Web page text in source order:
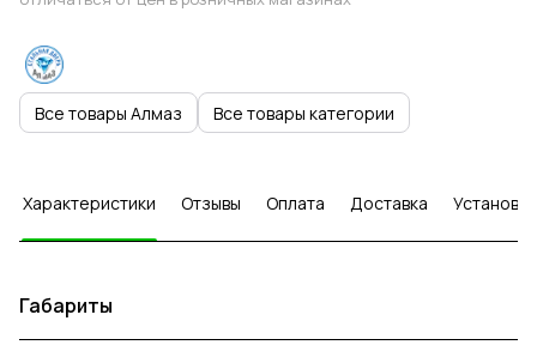
Все товары Алмаз Все товары категории
Характеристики Отзывы Оплата Доставка Установка
Габариты